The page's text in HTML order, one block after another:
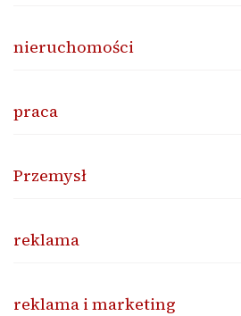
nieruchomości
praca
Przemysł
reklama
reklama i marketing